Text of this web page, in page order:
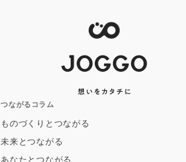
つながるコラム
ものづくりとつながる
未来とつながる
あなたとつながる